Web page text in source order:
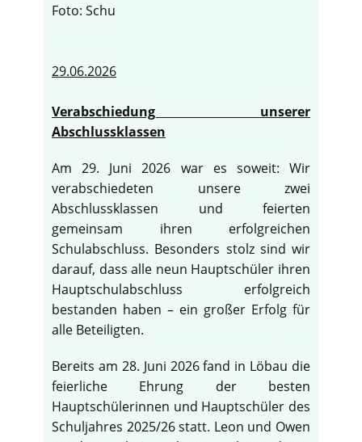
Foto: Schu
29.06.2026
Verabschiedung unserer
Abschlussklassen
Am 29. Juni 2026 war es soweit: Wir
verabschiedeten unsere zwei
Abschlussklassen und feierten
gemeinsam ihren erfolgreichen
Schulabschluss. Besonders stolz sind wir
darauf, dass alle neun Hauptschüler ihren
Hauptschulabschluss erfolgreich
bestanden haben – ein großer Erfolg für
alle Beteiligten.
Bereits am 28. Juni 2026 fand in Löbau die
feierliche Ehrung der besten
Hauptschülerinnen und Hauptschüler des
Schuljahres 2025/26 statt. Leon und Owen